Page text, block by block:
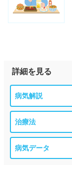
詳細を見る
病気解説
治療法
病気データ